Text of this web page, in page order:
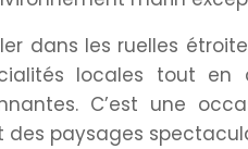
dans les ruelles
locales tout en
C’est une
paysages